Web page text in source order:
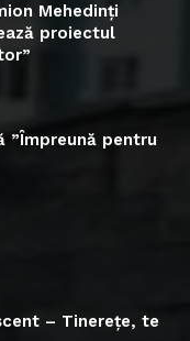
Mehedinți
proiectul
”Împreună pentru
– Tinerețe, te